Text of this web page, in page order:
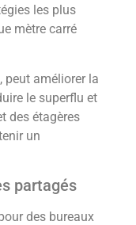
les plus
mètre carré
peut améliorer la
le superflu et
des étagères
un
partagés
des bureaux